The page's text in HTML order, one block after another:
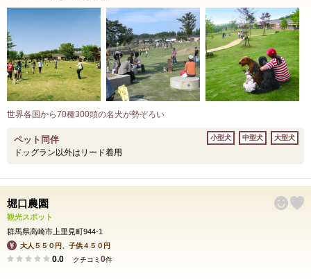
世界各国から70種300頭の名犬が勢ぞろい
ペット同伴
ドッグラン以外はリード着用
小型犬 中型犬 大型犬
堀口農園
観光スポット
群馬県高崎市上里見町944-1
大人５５０円、子供４５０円
0.0 クチコミ 0件